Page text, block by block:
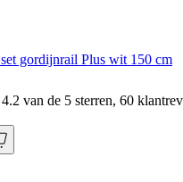
gordijnrail Plus wit 150 cm
van de 5 sterren, 60